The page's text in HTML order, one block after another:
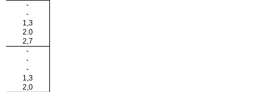
-
-
1,3
2.0
2,7
-
-
-
1,3
2,0